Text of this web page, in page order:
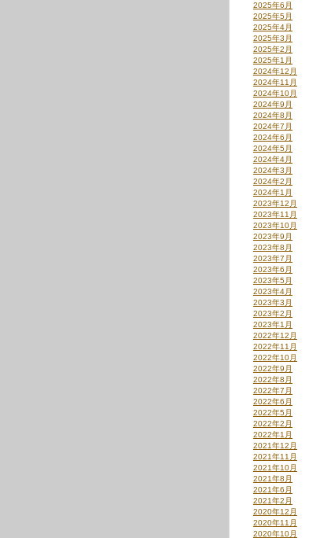
2025年6月
2025年5月
2025年4月
2025年3月
2025年2月
2025年1月
2024年12月
2024年11月
2024年10月
2024年9月
2024年8月
2024年7月
2024年6月
2024年5月
2024年4月
2024年3月
2024年2月
2024年1月
2023年12月
2023年11月
2023年10月
2023年9月
2023年8月
2023年7月
2023年6月
2023年5月
2023年4月
2023年3月
2023年2月
2023年1月
2022年12月
2022年11月
2022年10月
2022年9月
2022年8月
2022年7月
2022年6月
2022年5月
2022年2月
2022年1月
2021年12月
2021年11月
2021年10月
2021年8月
2021年6月
2021年2月
2020年12月
2020年11月
2020年10月